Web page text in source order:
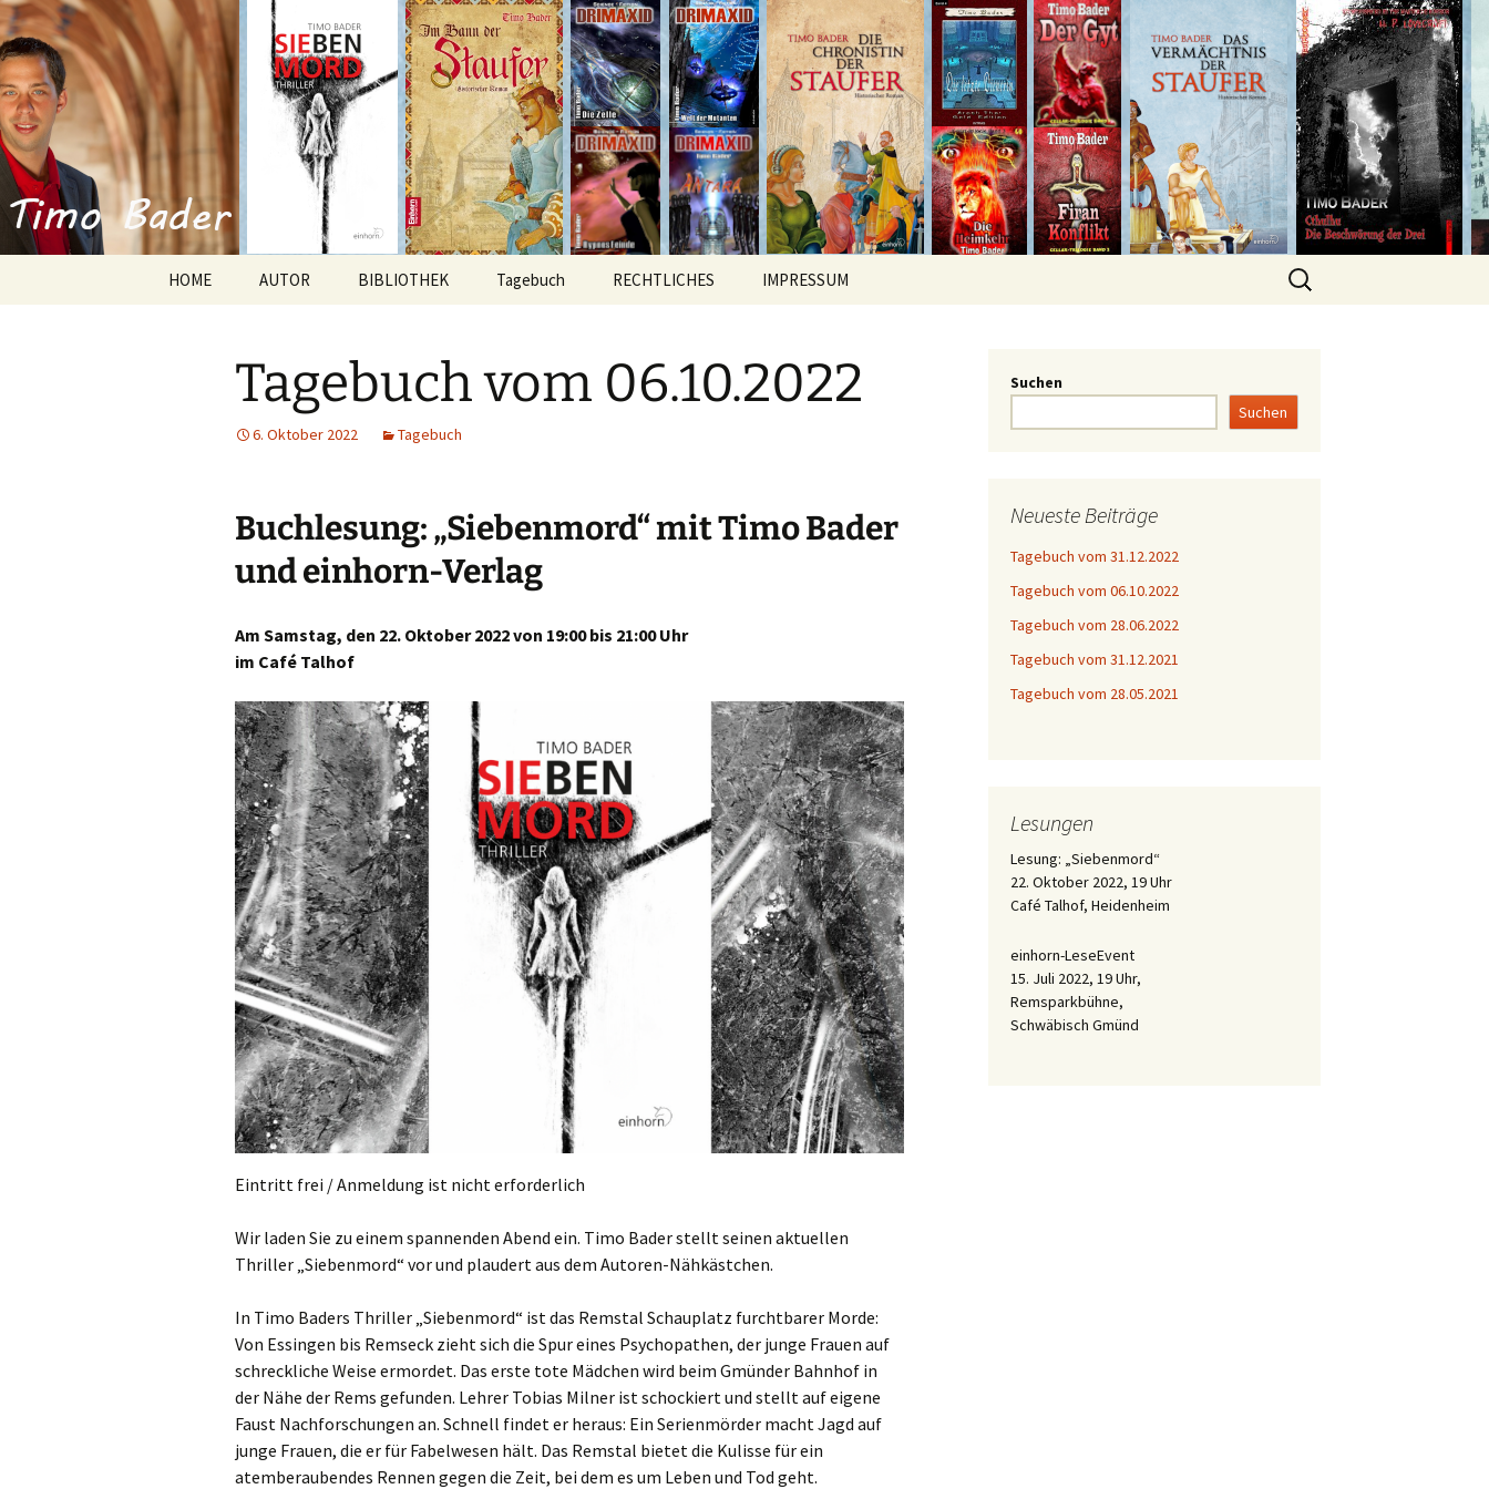
Timo Bader
Willkommen im Reich der Geschichten
HOME AUTOR BIBLIOTHEK
Anthologien
Kurzgeschichten
Tagebuch RECHTLICHES IMPRESSUM
Tagebuch vom 06.10.2022
6. Oktober 2022 Tagebuch
Buchlesung: „Siebenmord“ mit Timo Bader
und einhorn-Verlag
Am Samstag, den 22. Oktober 2022 von 19:00 bis 21:00 Uhr
im Café Talhof
Eintritt frei / Anmeldung ist nicht erforderlich
Wir laden Sie zu einem spannenden Abend ein. Timo Bader stellt seinen aktuellen
Thriller „Siebenmord“ vor und plaudert aus dem Autoren-Nähkästchen.
In Timo Baders Thriller „Siebenmord“ ist das Remstal Schauplatz furchtbarer Morde:
Von Essingen bis Remseck zieht sich die Spur eines Psychopathen, der junge Frauen auf
schreckliche Weise ermordet. Das erste tote Mädchen wird beim Gmünder Bahnhof in
der Nähe der Rems gefunden. Lehrer Tobias Milner ist schockiert und stellt auf eigene
Faust Nachforschungen an. Schnell findet er heraus: Ein Serienmörder macht Jagd auf
junge Frauen, die er für Fabelwesen hält. Das Remstal bietet die Kulisse für ein
atemberaubendes Rennen gegen die Zeit, bei dem es um Leben und Tod geht.
Suchen
Suchen
Neueste Beiträge
Tagebuch vom 31.12.2022
Tagebuch vom 06.10.2022
Tagebuch vom 28.06.2022
Tagebuch vom 31.12.2021
Tagebuch vom 28.05.2021
Lesungen
Lesung: „Siebenmord“
22. Oktober 2022, 19 Uhr
Café Talhof, Heidenheim
einhorn-LeseEvent
15. Juli 2022, 19 Uhr,
Remsparkbühne,
Schwäbisch Gmünd